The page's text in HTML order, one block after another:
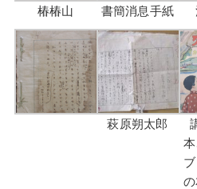
椿椿山 書簡消息手紙
萩原朔太郎